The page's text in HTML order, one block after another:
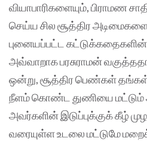
வியாபாரிகளையும், பிராமண
செய்ய சில சூத்திர
புனையப்பட்ட
அவ்வாறாக பரசுராமன்
ஒன்று, சூத்திர பெண்கள் தங்கள்
நீளம் கொண்ட துணியை மட்டும்
அவர்களின் இடுப்புக்குக் கீழ்
வரையுள்ள உடலை மட்டுமே